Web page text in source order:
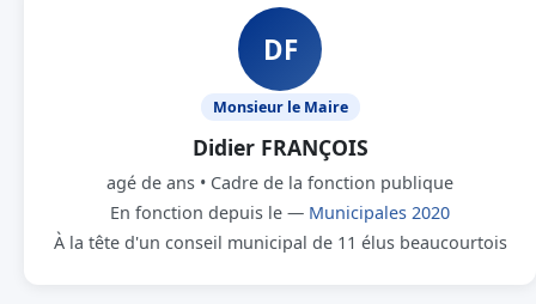
DF
Monsieur le Maire
Didier FRANÇOIS
agé de ans • Cadre de la fonction publique
En fonction depuis le — Municipales 2020
À la tête d'un conseil municipal de 11 élus beaucourtois